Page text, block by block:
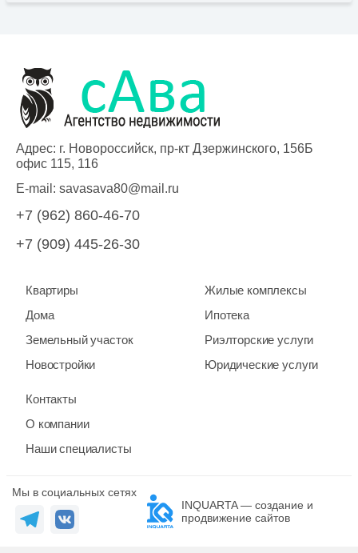
Адрес: г. Новороссийск, пр-кт Дзержинского, 156Б
офис 115, 116
E-mail: savasava80@mail.ru
+7 (962) 860-46-70
+7 (909) 445-26-30
Квартиры
Дома
Земельный участок
Новостройки
Жилые комплексы
Ипотека
Риэлторские услуги
Юридические услуги
Контакты
О компании
Наши специалисты
Мы в социальных сетях
INQUARTA — создание и
продвижение сайтов